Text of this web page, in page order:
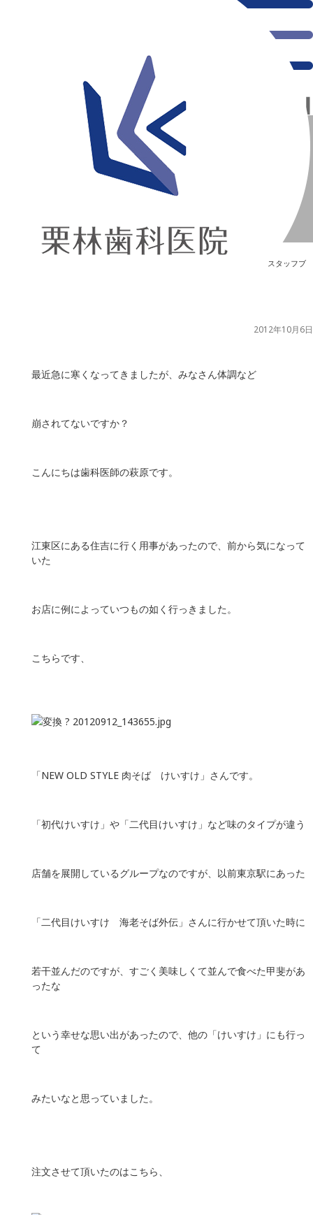
スタッフブ
2012年10月6日
最近急に寒くなってきましたが、みなさん体調など
崩されてないですか？
こんにちは歯科医師の萩原です。
江東区にある住吉に行く用事があったので、前から気になって
いた
お店に例によっていつもの如く行っきました。
こちらです、
「NEW OLD STYLE 肉そば けいすけ」さんです。
「初代けいすけ」や「二代目けいすけ」など味のタイプが違う
店舗を展開しているグループなのですが、以前東京駅にあった
「二代目けいすけ 海老そば外伝」さんに行かせて頂いた時に
若干並んだのですが、すごく美味しくて並んで食べた甲斐があ
ったな
という幸せな思い出があったので、他の「けいすけ」にも行っ
て
みたいなと思っていました。
注文させて頂いたのはこちら、